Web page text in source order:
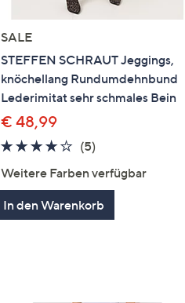
SALE
STEFFEN SCHRAUT Jeggings,
knöchellang Rundumdehnbund
Lederimitat sehr schmales Bein
€ 48,99
4.0
5
(5)
Weitere Farben verfügbar
In den Warenkorb